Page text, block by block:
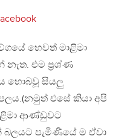
හෙවත් මාළිමා
එම ප්‍රශ්ණ
හොබවූ සියලු
එසේ කියා අපි
ආණ්ඩුවට
පැමිණියේ ම ඒවා